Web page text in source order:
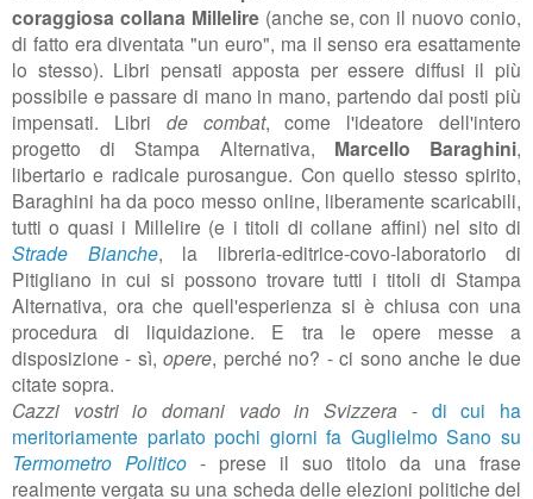
coraggiosa collana Millelire(anche se, con il nuovo conio,
di fatto era diventata "un euro", ma il senso era esattamente
lo stesso). Libri pensati apposta per essere diffusi il più
possibile e passare di mano in mano, partendo dai posti più
impensati. Libri de combat, come l'ideatore dell'intero
progetto di Stampa Alternativa, Marcello Baraghini,
libertario e radicale purosangue. Con quello stesso spirito,
Baraghini ha da poco messo online, liberamente scaricabili,
tutti o quasi i Millelire (e i titoli di collane affini) nel sito di
Strade Bianche, la libreria-editrice-covo-laboratorio di
Pitigliano in cui si possono trovare tutti i titoli di Stampa
Alternativa, ora che quell'esperienza si è chiusa con una
procedura di liquidazione. E tra le opere messe a
disposizione - sì,opere, perché no? - ci sono anche le due
citate sopra.
Cazzi vostri io domani vado in Svizzera - di cui ha
meritoriamente parlato pochi giorni fa Guglielmo Sano su
Termometro Politico - prese il suo titolo da una frase
realmente vergata su una scheda delle elezioni politiche del